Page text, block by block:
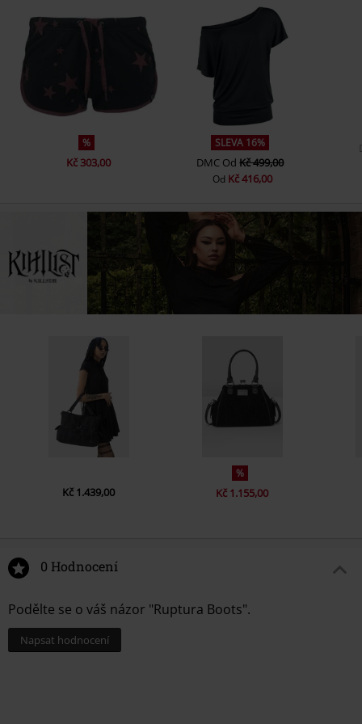
%
Kč 303,00
SLEVA 16%
DMC OdKč 499,00
Od Kč 416,00
Kč 1.439,00
%
Kč 1.155,00
0 Hodnocení
Podělte se o váš názor "Ruptura Boots".
Napsat hodnocení